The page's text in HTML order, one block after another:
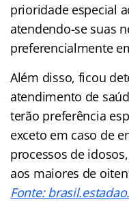
prioridade especial
atendendo-se suas
preferencialmente
Além disso, ficou
atendimento de
terão preferência
exceto em caso de
processos de
aos maiores de
Fonte: